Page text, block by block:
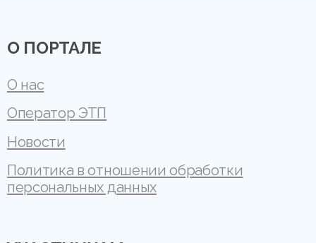
О ПОРТАЛЕ
О нас
Оператор ЭТП
Новости
Политика в отношении обработки
персональных данных